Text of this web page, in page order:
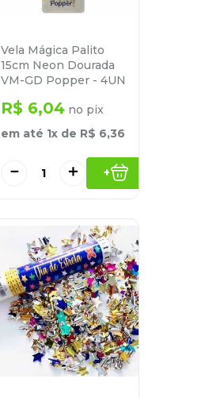
Vela Mágica Palito
15cm Neon Dourada
VM-GD Popper - 4UN
R$ 6,04 no pix
em até 1x de R$ 6,36
＋
－ +